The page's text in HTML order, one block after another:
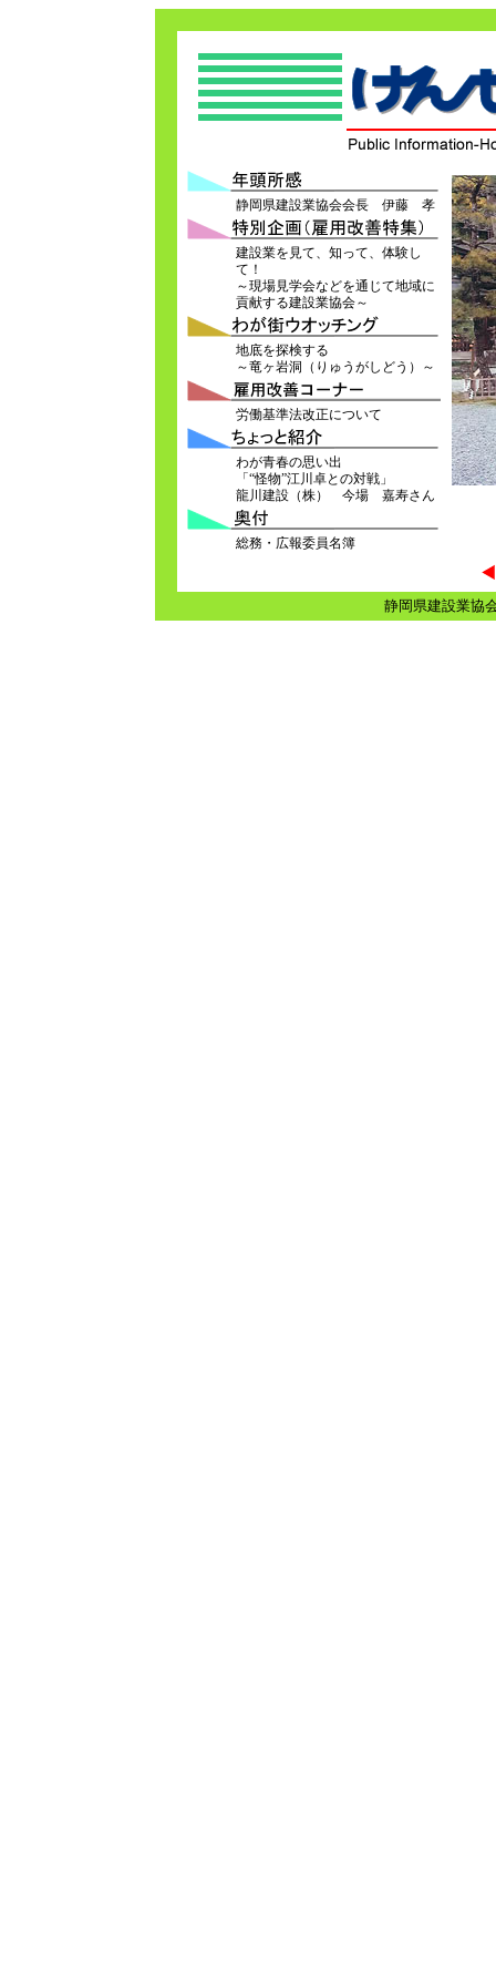
静岡県建設業協会会長 伊藤 孝
建設業を見て、知って、体験し
て！
～現場見学会などを通じて地域に
貢献する建設業協会～
地底を探検する
～竜ヶ岩洞（りゅうがしどう）～
労働基準法改正について
わが青春の思い出
「“怪物”江川卓との対戦」
龍川建設（株） 今場 嘉寿さん
総務・広報委員名簿
静岡県建設業協